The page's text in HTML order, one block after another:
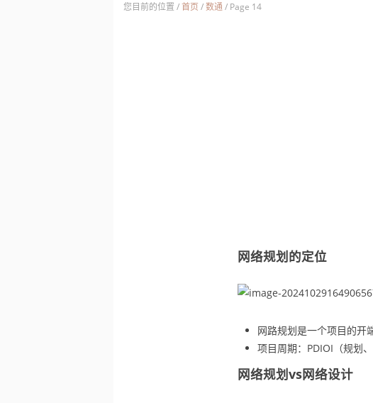
您目前的位置 /首页 /数通 / Page 14
网络规划的定位
网路规划是一个项目的开
项目周期：PDIOI（规划
网络规划vs网络设计